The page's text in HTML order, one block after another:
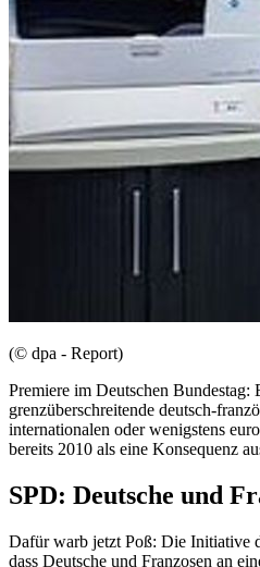
(© dpa - Report)
Premiere im Deutschen Bundestag:
grenzüberschreitende deutsch-
internationalen oder wenigstens
bereits 2010 als eine Konsequenz
SPD: Deutsche und
Dafür warb jetzt Poß: Die Initiative
dass Deutsche und Franzosen an